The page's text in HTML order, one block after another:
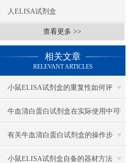
人ELISA试剂盒
查看更多 >>
相关文章
RELEVANT ARTICLES
小鼠ELISA试剂盒的重复性如何评
估？
牛血清白蛋白试剂盒在实际使用中可
分为多种类型测定
有关牛血清白蛋白试剂盒的操作步
骤，以下有详细说明
小鼠ELISA试剂盒自备的器材方法